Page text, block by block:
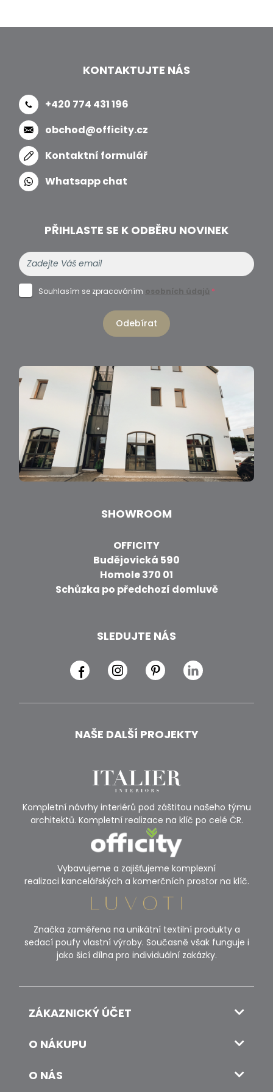
KONTAKTUJTE NÁS
+420 774 431 196
obchod@officity.cz
Kontaktní formulář
Whatsapp chat
PŘIHLASTE SE K ODBĚRU NOVINEK
Souhlasím se zpracováním osobních údajů *
Odebírat
SHOWROOM
OFFICITY
Budějovická 590
Homole 370 01
Schůzka po předchozí domluvě
SLEDUJTE NÁS
NAŠE DALŠÍ PROJEKTY
Kompletní návrhy interiérů pod záštitou našeho týmu
architektů. Kompletní realizace na klíč po celé ČR.
Vybavujeme a zajišťujeme komplexní
realizaci kancelářských a komerčních prostor na klíč.
Značka zaměřena na unikátní textilní produkty a
sedací poufy vlastní výroby. Současně však funguje i
jako šicí dílna pro individuální zakázky.
ZÁKAZNICKÝ ÚČET
O NÁKUPU
O NÁS